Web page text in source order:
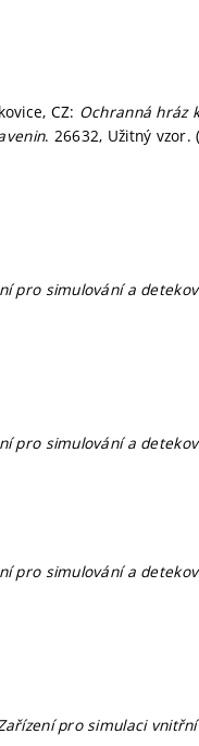
CZ: Ochranná hráz
. 26632, Užitný vzor.
pro simulování a
pro simulování a
pro simulování a
pro simulaci